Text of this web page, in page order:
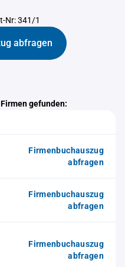
Nr: 341/1
abfragen
gefunden:
Firmenbuchauszug
abfragen
Firmenbuchauszug
abfragen
Firmenbuchauszug
abfragen